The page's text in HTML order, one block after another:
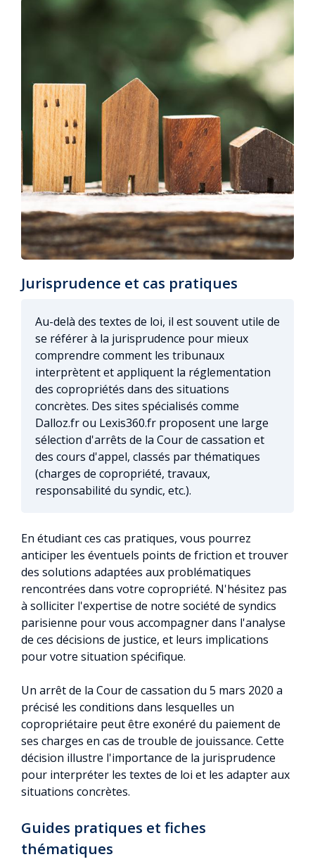
Jurisprudence et cas pratiques
Au-delà des textes de loi, il est souvent utile de
se référer à la jurisprudence pour mieux
comprendre comment les tribunaux
interprètent et appliquent la réglementation
des copropriétés dans des situations
concrètes. Des sites spécialisés comme
Dalloz.fr ou Lexis360.fr proposent une large
sélection d'arrêts de la Cour de cassation et
des cours d'appel, classés par thématiques
(charges de copropriété, travaux,
responsabilité du syndic, etc.).
En étudiant ces cas pratiques, vous pourrez
anticiper les éventuels points de friction et trouver
des solutions adaptées aux problématiques
rencontrées dans votre copropriété. N'hésitez pas
à solliciter l'expertise de notre société de syndics
parisienne pour vous accompagner dans l'analyse
de ces décisions de justice, et leurs implications
pour votre situation spécifique.
Un arrêt de la Cour de cassation du 5 mars 2020 a
précisé les conditions dans lesquelles un
copropriétaire peut être exonéré du paiement de
ses charges en cas de trouble de jouissance. Cette
décision illustre l'importance de la jurisprudence
pour interpréter les textes de loi et les adapter aux
situations concrètes.
Guides pratiques et fiches
thématiques